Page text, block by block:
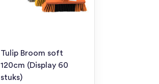
Tulip Broom soft
120cm (Display 60
stuks)